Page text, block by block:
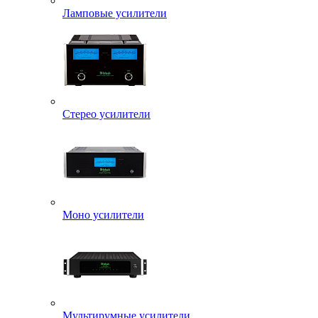
Ламповые усилители
Стерео усилители
Моно усилители